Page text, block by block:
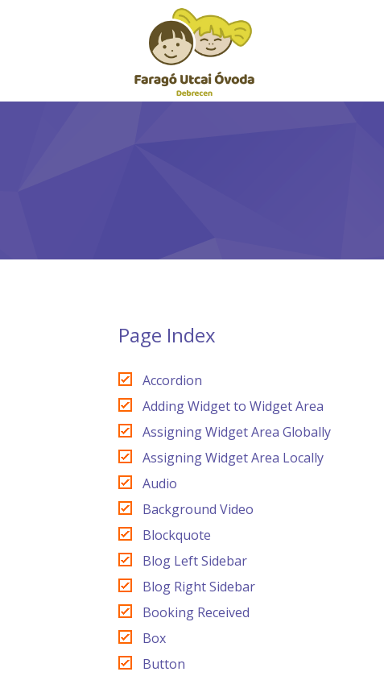
Page Index
Accordion
Adding Widget to Widget Area
Assigning Widget Area Globally
Assigning Widget Area Locally
Audio
Background Video
Blockquote
Blog Left Sidebar
Blog Right Sidebar
Booking Received
Box
Button